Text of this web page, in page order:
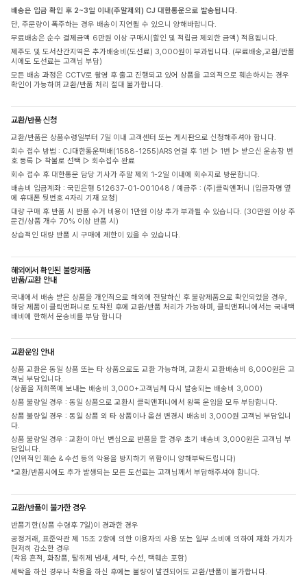
배송은 입금 확인 후 2~3일 이내(주말제외) CJ 대한통운으로 발송됩니다.
단, 주문량이 폭주하는 경우 배송이 지연될 수 있으니 양해바랍니다.
무료배송은 순수 결제금액 6만원 이상 구매시(할인 및 적립금 제외한 금액) 적용됩니다.
제주도 및 도서산간지역은 추가배송비(도선료) 3,000원이 부과됩니다. (무료배송,교환/반품
시에도 도선료는 고객님 부담)
모든 배송 과정은 CCTV로 촬영 후 출고 진행되고 있어 상품을 고의적으로 훼손하시는 경우
확인이 가능하며 교환/반품 처리 절대 불가합니다.
교환/반품 신청
교환/반품은 상품수령일부터 7일 이내 고객센터 또는 게시판으로 신청해주셔야 합니다.
회수 접수 방법 : CJ대한통운택배(1588-1255)ARS 연결 후 1번 ▷ 1번 ▷ 받으신 운송장 번
호 등록 ▷ 착불로 선택 ▷ 회수접수 완료
회수 접수 후 대한통운 담당 기사가 주말 제외 1-2일 이내에 회수지로 방문합니다.
배송비 입금계좌 : 국민은행 512637-01-001048 / 예금주 : (주)클릭앤퍼니 (입금자명 옆
에 휴대폰 뒷번호 4자리 기재 요청)
대량 구매 후 반품 시 반품 수거 비용이 1만원 이상 추가 부과될 수 있습니다. (30만원 이상 주
문건/상품 개수 70% 이상 반품 시)
상습적인 대량 반품 시 구매에 제한이 있을 수 있습니다.
해외에서 확인된 불량제품
반품/교환 안내
국내에서 배송 받은 상품을 개인적으로 해외에 전달하신 후 불량제품으로 확인되었을 경우,
해당 제품이 클릭앤퍼니로 도착된 후에 교환/반품 처리가 가능하며, 클릭앤퍼니에서는 국내택
배비에 한해서 운송비를 부담 합니다
교환운임 안내
상품 교환은 동일 상품 또는 타 상품으로도 교환 가능하며, 교환시 교환배송비 6,000원은 고
객님 부담입니다.
(상품을 저희쪽에 보내는 배송비 3,000+고객님께 다시 발송되는 배송비 3,000)
상품 불량일 경우 : 동일 상품으로 교환시 클릭앤퍼니에서 왕복 운임을 모두 부담합니다.
상품 불량일 경우 : 동일 상품 외 타 상품이나 옵션 변경시 배송비 3,000원 고객님 부담입니
다.
상품 불량일 경우 : 교환이 아닌 변심으로 반품을 할 경우 초기 배송비 3,000원은 고객님 부
담입니다.
(인위적인 훼손 & 수선 등의 악용을 방지하기 위함이니 양해부탁드립니다)
*교환/반품시에도 추가 발생되는 모든 도선료는 고객님께서 부담해주셔야 합니다.
교환/반품이 불가한 경우
반품기한(상품 수령후 7일)이 경과한 경우
공정거래, 표준약관 제 15조 2항에 의한 이용자의 사용 또는 일부 소비에 의하여 재화 가치가
현저히 감소한 경우
(착용 흔적, 화장품, 탈취제 냄새, 세탁, 수선, 택훼손 포함)
세탁을 하신 경우나 착용을 하신 후에는 불량이 발견되어도 교환/반품이 불가합니다.